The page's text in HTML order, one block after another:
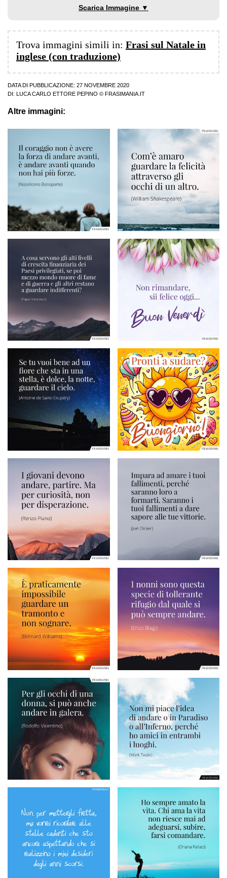
Scarica Immagine ▼
Trova immagini simili in: Frasi sul Natale in
inglese (con traduzione)
DATA DI PUBBLICAZIONE: 27 NOVEMBRE 2020
DI:
LUCA CARLO ETTORE PEPINO © FRASIMANIA.IT
Altre immagini: